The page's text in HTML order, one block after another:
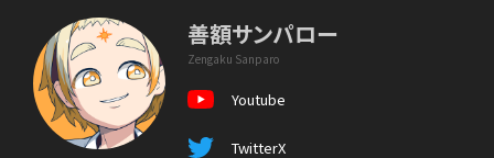
善額サンパロー
Zengaku Sanparo
Youtube
TwitterX